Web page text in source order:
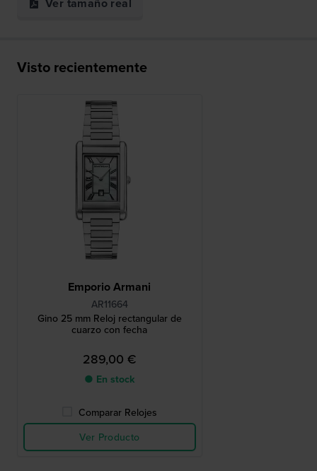
Ver tamaño real
Visto recientemente
Emporio Armani
AR11664
Gino 25 mm Reloj rectangular de
cuarzo con fecha
289,00 €
● En stock
Comparar Relojes
Ver Producto